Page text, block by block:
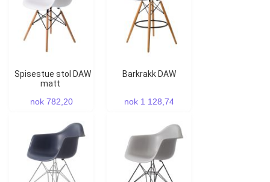
Spisestue stol DAW
matt
nok 782,20
Barkrakk DAW
nok 1 128,74